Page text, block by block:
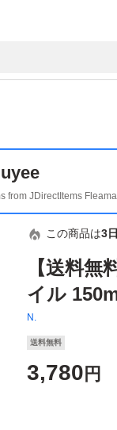
from JDirectItems
この商品は3日
【送料
イル
N.
送料無料
3,780 円